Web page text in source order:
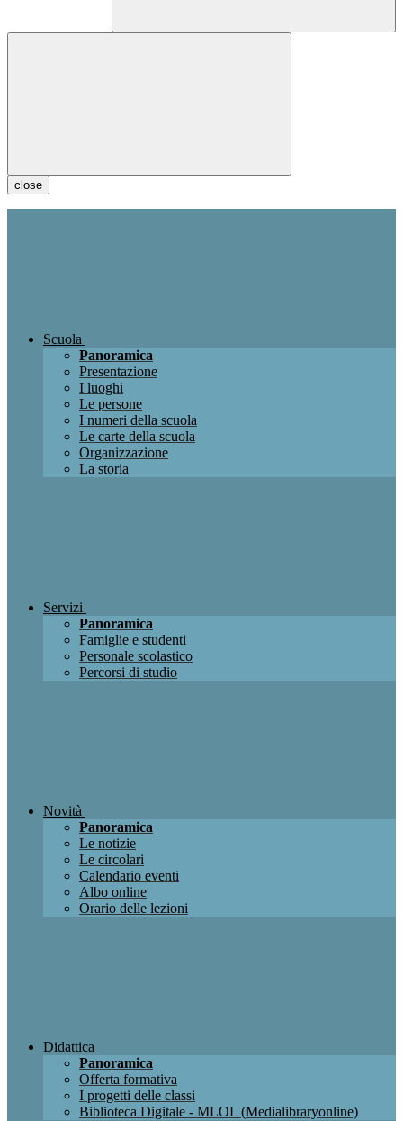
close
Scuola
Panoramica
Presentazione
I luoghi
Le persone
I numeri della scuola
Le carte della scuola
Organizzazione
La storia
Servizi
Panoramica
Famiglie e studenti
Personale scolastico
Percorsi di studio
Novità
Panoramica
Le notizie
Le circolari
Calendario eventi
Albo online
Orario delle lezioni
Didattica
Panoramica
Offerta formativa
I progetti delle classi
Biblioteca Digitale - MLOL (Medialibraryonline)